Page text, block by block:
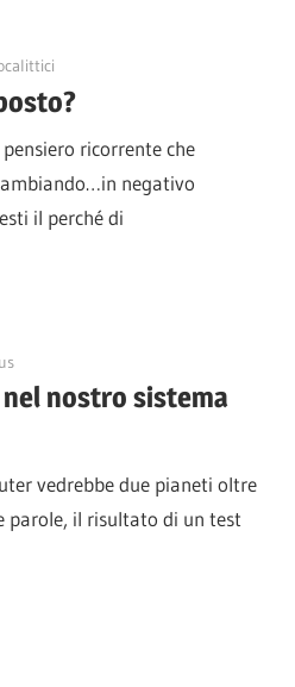
ricorrente che
negativo
il perché di
nostro sistema
vedrebbe due pianeti oltre
parole, il risultato di un test